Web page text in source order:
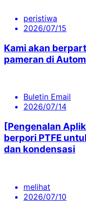
peristiwa
2026/07/15
Kami akan
pameran di
Buletin Email
2026/07/14
[Pengenalan
berpori PTFE
dan kondensasi
melihat
2026/07/10